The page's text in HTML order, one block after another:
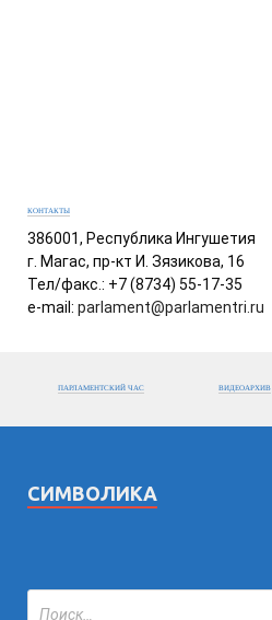
КОНТАКТЫ
386001, Республика Ингушетия
г. Магас, пр-кт И. Зязикова, 16
Тел/факс.: +7 (8734) 55-17-35
e-mail: parlament@parlamentri.ru
ПАРЛАМЕНТСКИЙ ЧАС ВИДЕОАРХИВ
СИМВОЛИКА